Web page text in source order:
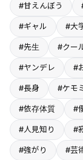
#甘えんぼう
#ギャル #大
#先生 #クー
#ヤンデレ #
#長身 #ケモ
#依存体質 #
#人見知り #
#強がり #芸